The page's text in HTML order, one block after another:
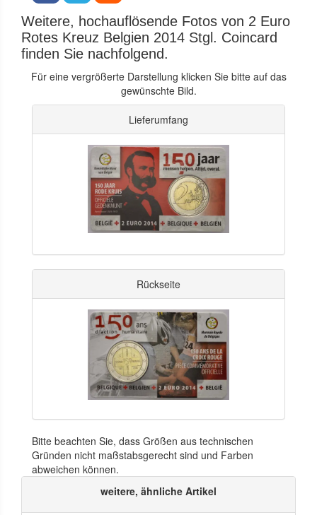
Weitere, hochauflösende Fotos von 2 Euro
Rotes Kreuz Belgien 2014 Stgl. Coincard
finden Sie nachfolgend.
Für eine vergrößerte Darstellung klicken Sie bitte auf das
gewünschte Bild.
Lieferumfang
Rückseite
Bitte beachten Sie, dass Größen aus technischen
Gründen nicht maßstabsgerecht sind und Farben
abweichen können.
weitere, ähnliche Artikel